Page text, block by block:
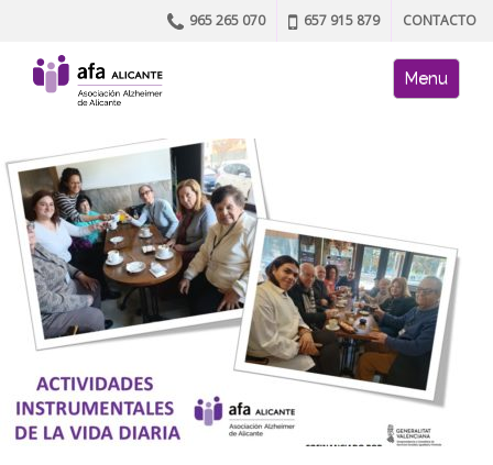
965 265 070 657 915 879 CONTACTO
AFA site
Skip to content
Menu